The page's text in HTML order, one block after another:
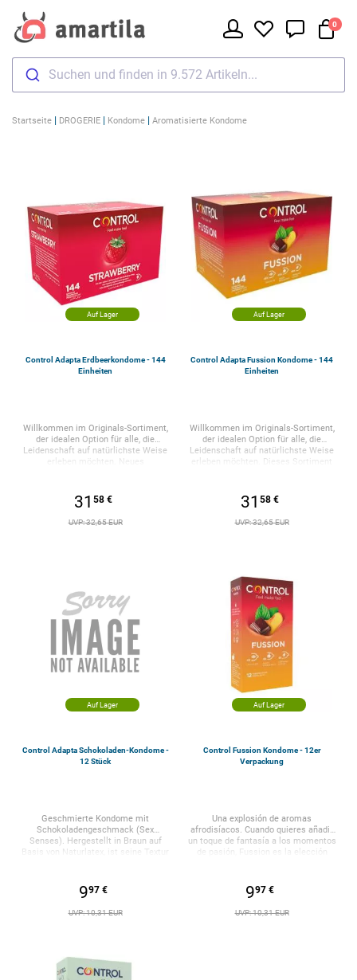
0
Suchen und finden in 9.572 Artikeln...
Startseite | DROGERIE | Kondome | Aromatisierte Kondome
Auf Lager
Control Adapta Erdbeerkondome - 144
Einheiten
Willkommen im Originals-Sortiment,
der idealen Option für alle, die
Leidenschaft auf natürlichste Weise
Kondome mit Erdbeerduft eignen sich
ideal für Oralsex oder um Ihren
intimen Begegnungen eine lustige
Note zu verleihen. DIE
mm – Dicke 0,065 mm Erleben Sie
großartige Erlebnisse mit Control!
Container mit 144 Einheiten.
31 58 €
UVP: 32,65 EUR
Auf Lager
Control Adapta Fussion Kondome - 144
Einheiten
Willkommen im Originals-Sortiment,
der idealen Option für alle, die
Leidenschaft auf natürlichste Weise
den Geschmack jedes Verbrauchers
zu befriedigen: retardierende,
gleitfähige, längere Kondome ... und
alle mit der exklusiven Adapta-Form,
Leidenschaft der aphrodisierenden
Aromen von Schokolade, Pfirsich und
Minze im selben Gefäß. Enthält
Schokoladen-, Minz- und
Pfirsichkonservierungsmittel, sodass
Sie drei verschiedene Düfte genießen
Sie die große Geschmacksvielfalt!
Container mit 144 Einheiten.
31 58 €
UVP: 32,65 EUR
Auf Lager
Control Adapta Schokoladen-Kondome -
12 Stück
Geschmierte Kondome mit
Schokoladengeschmack (Sex
Senses). Hergestellt in Braun auf
Basis von Naturlatex, ist seine Textur
Dermatologisch getestet. Schachtel
mit 12 Kondomen.
997 €
UVP: 10,31 EUR
Auf Lager
Control Fussion Kondome - 12er
Verpackung
Una explosión de aromas
afrodisíacos. Cuando quieres añadir
un toque de fantasía a los momentos
de pasión, Fussion es la elección
chocolate, melocotón y fresa. Ideales
para darle una dosis extra a la
relación y despertar los sentidos con
colores y aromas siempre nuevos.
997 €
UVP: 10,31 EUR